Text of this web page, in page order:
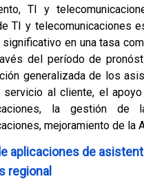
TI y
TI y telecomunicaciones
en una tasa
del período de
generalizada de los
al cliente, el
la gestión
mejoramiento de la
aplicaciones de
regional